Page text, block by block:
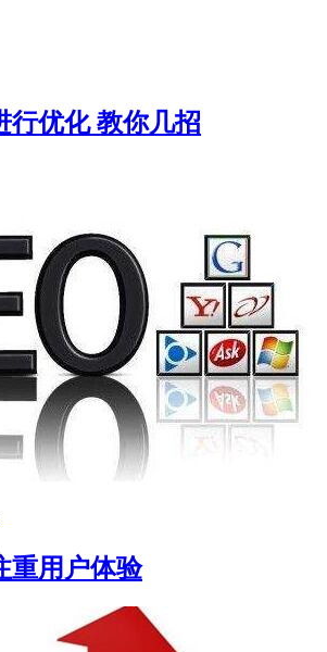
行优化 教你几招
重用户体验